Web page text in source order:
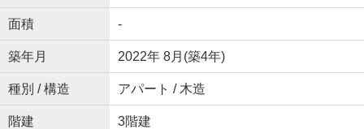
面積 -
築年月 2022年 8月(築4年)
種別 / 構造 アパート / 木造
階建 3階建